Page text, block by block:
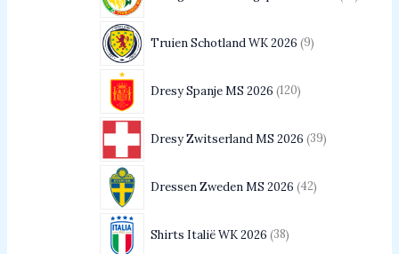
Truien Schotland WK 2026 9
Dresy Spanje MS 2026 120
Dresy Zwitserland MS 2026 39
Dressen Zweden MS 2026 42
Shirts Italië WK 2026 38